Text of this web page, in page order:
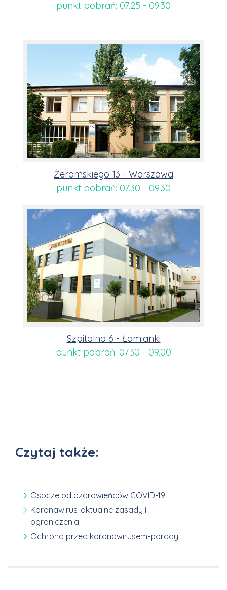
punkt pobrań: 07.25 - 09.30
Żeromskiego 13 - Warszawa
punkt pobrań: 07.30 - 09.30
Szpitalna 6 - Łomianki
punkt pobrań: 07.30 - 09.00
Czytaj także:
Osocze od ozdrowieńców COVID-19
Koronawirus-aktualne zasady i
ograniczenia
Ochrona przed koronawirusem-porady